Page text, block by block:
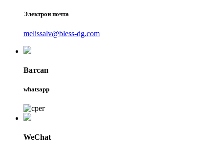
Электрон почта
melissalv@bless-dg.com
Ватсап
whatsapp
WeChat